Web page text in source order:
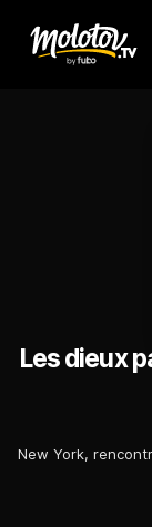
Les dieux